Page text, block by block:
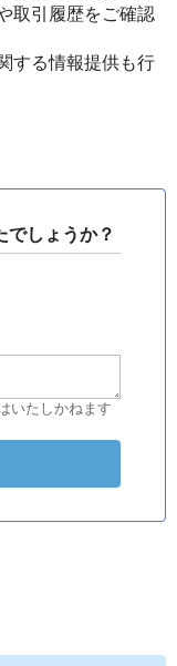
取引履歴をご確認
する情報提供も行
でしょうか？
いたしかねます